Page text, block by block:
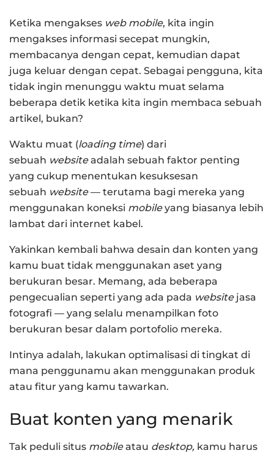
Ketika mengakses web mobile, kita ingin
mengakses informasi secepat mungkin,
membacanya dengan cepat, kemudian dapat
juga keluar dengan cepat. Sebagai pengguna, kita
tidak ingin menunggu waktu muat selama
beberapa detik ketika kita ingin membaca sebuah
artikel, bukan?
Waktu muat (loading time) dari
sebuah websiteadalah sebuah faktor penting
yang cukup menentukan kesuksesan
sebuah website— terutama bagi mereka yang
menggunakan koneksi mobileyang biasanya lebih
lambat dari internet kabel.
Yakinkan kembali bahwa desain dan konten yang
kamu buat tidak menggunakan aset yang
berukuran besar. Memang, ada beberapa
pengecualian seperti yang ada pada websitejasa
fotografi — yang selalu menampilkan foto
berukuran besar dalam portofolio mereka.
Intinya adalah, lakukan optimalisasi di tingkat di
mana penggunamu akan menggunakan produk
atau fitur yang kamu tawarkan.
Buat konten yang menarik
Tak peduli situs mobileatau desktop, kamu harus